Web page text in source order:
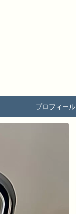
プロフィール